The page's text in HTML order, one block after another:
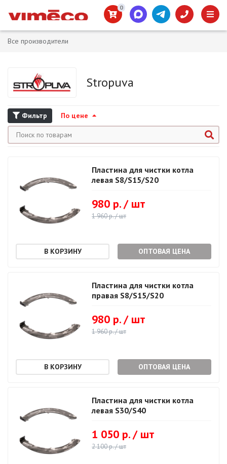
0
Все производители
Stropuva
Фильтр По цене
Пластина для чистки котла
левая S8/S15/S20
980 р. / шт
1 960 р. / шт
ОПТОВАЯ ЦЕНА
Пластина для чистки котла
правая S8/S15/S20
980 р. / шт
1 960 р. / шт
ОПТОВАЯ ЦЕНА
Пластина для чистки котла
левая S30/S40
1 050 р. / шт
2 100 р. / шт